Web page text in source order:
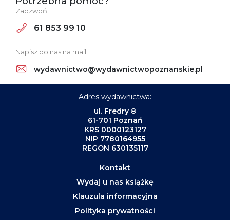
Zadzwoń:
61 853 99 10
Napisz do nas na mail:
wydawnictwo@wydawnictwopoznanskie.pl
Adres wydawnictwa:
ul. Fredry 8
61-701 Poznań
KRS 0000123127
NIP 7780164955
REGON 630135117
Kontakt
Wydaj u nas książkę
Klauzula informacyjna
Polityka prywatności